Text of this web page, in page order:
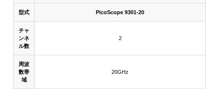
型式 PicoScope 9301-20
チャ
ンネ
ル数
2
周波
数帯
域
20GHz